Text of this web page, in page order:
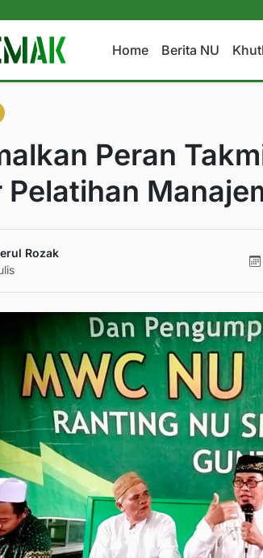
Home Berita NU
Peran
Pelatihan
Rozak